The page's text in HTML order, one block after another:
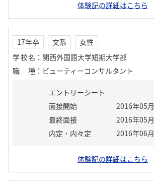
体験記の詳細はこちら
17年卒 文系
女性
学校名 ： 関西外国語大学短期大学部
職種 ： ビューティーコンサルタント
エントリーシート
面接開始
2016年05月
最終面接
2016年05月
内定・内々定
2016年06月
体験記の詳細はこちら